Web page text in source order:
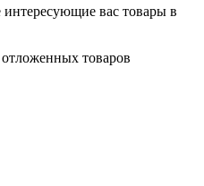
вас товары в
товаров